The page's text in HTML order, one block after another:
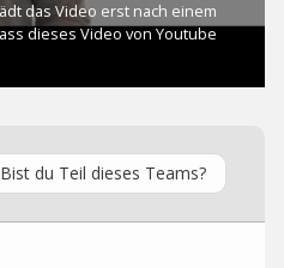
Bist du Teil dieses Teams?